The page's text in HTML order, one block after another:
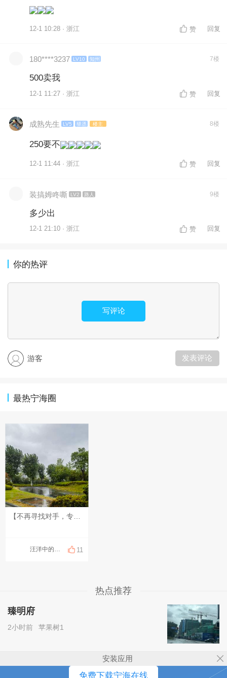
12-1 10:28 · 浙江 赞 回复
180****3237 LV10 知州 7楼
500卖我
12-1 11:27 · 浙江 赞 回复
成熟先生 LV5 驿丞 楼主 8楼
250要不
12-1 11:44 · 浙江 赞 回复
装搞姆咚嘶 LV2 路人 9楼
多少出
12-1 21:10 · 浙江 赞 回复
你的热评
写评论
游客 发表评论
最热宁海圈
【不再寻找对手，专注自己的节奏】 或许有些时刻，我们会因为别人走得快，误以为自己落在了后面。但人生从来没有统一的时刻表，有人早早启程，也有人慢慢找到方向。与其追赶别人的脚步，不如找到自己的节奏，在自己的“时区”里稳步成长。 新的一天，愿你不慌不忙，按自己的节奏笃定向前。
汪洋中的孤舟 11
热点推荐
臻明府
2小时前 苹果树1
安装应用
免费下载宁海在线